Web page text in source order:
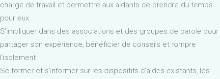
charge de travail et permettre aux aidants de prendre du temps
pour eux
S’impliquer dans des associations et des groupes de parole pour
partager son expérience, bénéficier de conseils et rompre
l’isolement
Se former et s’informer sur les dispositifs d’aides existants, les